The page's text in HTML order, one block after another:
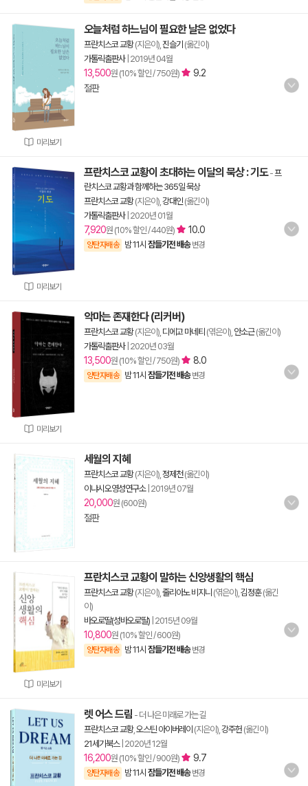
미리보기
오늘처럼 하느님이 필요한 날은 없었다
프란치스코 교황(지은이), 진슬기 (옮긴이)
가톨릭출판사| 2019년 04월
13,500원 (10% 할인 / 750원)
9.2
절판
미리보기
프란치스코 교황이 초대하는 이달의 묵상 : 기도-프
란치스코 교황과 함께하는 365일 묵상
프란치스코 교황(지은이), 강대인 (옮긴이)
가톨릭출판사| 2020년 01월
7,920원 (10% 할인 / 440원) 10.0
양탄자배송 밤 11시 잠들기전 배송 변경
미리보기
악마는 존재한다 (리커버)
프란치스코 교황(지은이), 디에고 마네티 (엮은이), 안소근(옮긴이)
가톨릭출판사| 2020년 03월
13,500원 (10% 할인 / 750원) 8.0
양탄자배송 밤 11시 잠들기전 배송 변경
세월의 지혜
프란치스코 교황(지은이), 정제천(옮긴이)
이냐시오영성연구소| 2019년 07월
20,000원 (600원)
절판
미리보기
프란치스코 교황이 말하는 신앙생활의 핵심
프란치스코 교황(지은이), 줄리아노 비지니 (엮은이), 김정훈(옮긴
이)
바오로딸(성바오로딸) 2015년 09월
10,800원 (10% 할인 / 600원)
양탄자배송 밤 11시 잠들기전 배송 변경
렛 어스 드림 - 더 나은 미래로 가는 길
프란치스코 교황, 오스틴 아이버레이 (지은이), 강주헌 (옮긴이)
21세기북스| 2020년 12월
16,200원 (10% 할인 / 900원) 9.7
양탄자배송 밤 11시 잠들기전 배송 변경